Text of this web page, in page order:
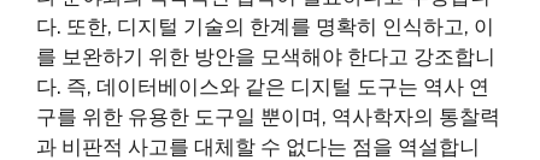
다. 또한, 디지털 기술의 한계를 명확히 인식하고, 이
를 보완하기 위한 방안을 모색해야 한다고 강조합니
다. 즉, 데이터베이스와 같은 디지털 도구는 역사 연
구를 위한 유용한 도구일 뿐이며, 역사학자의 통찰력
과 비판적 사고를 대체할 수 없다는 점을 역설합니